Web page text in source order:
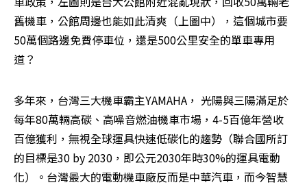
舊機車，公館周邊也能如此清爽（上圖中），這個城市要
50萬個路邊免費停車位，還是500公里安全的單車專用
道？
多年來，台灣三大機車霸主YAMAHA， 光陽與三陽滿足於
每年80萬輛高碳、高噪音燃油機車市場，4-5百億年營收
百億獲利，無視全球運具快速低碳化的趨勢（聯合國所訂
的目標是30 by 2030，即公元2030年時30%的運具電動
化）。台灣最大的電動機車廠反而是中華汽車，而今智慧